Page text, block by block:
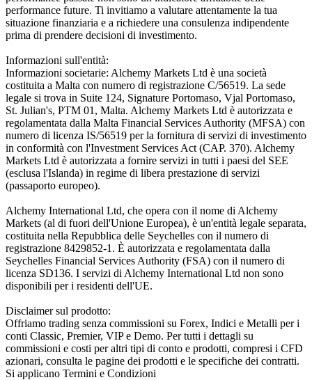
performance future. Ti invitiamo a valutare attentamente la tua
situazione finanziaria e a richiedere una consulenza indipendente
prima di prendere decisioni di investimento.
Informazioni sull'entità:
Informazioni societarie: Alchemy Markets Ltd è una società
costituita a Malta con numero di registrazione C/56519. La sede
legale si trova in Suite 124, Signature Portomaso, Vjal Portomaso,
St. Julian's, PTM 01, Malta. Alchemy Markets Ltd è autorizzata e
regolamentata dalla Malta Financial Services Authority (MFSA) con
numero di licenza IS/56519 per la fornitura di servizi di investimento
in conformità con l'Investment Services Act (CAP. 370). Alchemy
Markets Ltd è autorizzata a fornire servizi in tutti i paesi del SEE
(esclusa l'Islanda) in regime di libera prestazione di servizi
(passaporto europeo).
Alchemy International Ltd, che opera con il nome di Alchemy
Markets (al di fuori dell'Unione Europea), è un'entità legale separata,
costituita nella Repubblica delle Seychelles con il numero di
registrazione 8429852-1. È autorizzata e regolamentata dalla
Seychelles Financial Services Authority (FSA) con il numero di
licenza SD136. I servizi di Alchemy International Ltd non sono
disponibili per i residenti dell'UE.
Disclaimer sul prodotto:
Offriamo trading senza commissioni su Forex, Indici e Metalli per i
conti Classic, Premier, VIP e Demo. Per tutti i dettagli su
commissioni e costi per altri tipi di conto e prodotti, compresi i CFD
azionari, consulta le pagine dei prodotti e le specifiche dei contratti.
Si applicano Termini e Condizioni